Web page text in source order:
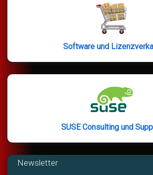
Software und
SUSE Consulting und
Newsletter